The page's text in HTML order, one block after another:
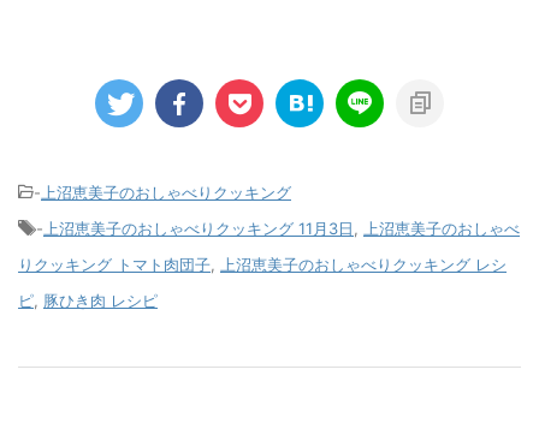
- 上沼恵美子のおしゃべりクッキング
- 上沼恵美子のおしゃべりクッキング 11月3日
上沼恵美子のおしゃべ
りクッキング トマト肉団子
上沼恵美子のおしゃべりクッキング レシ
ピ 豚ひき肉 レシピ